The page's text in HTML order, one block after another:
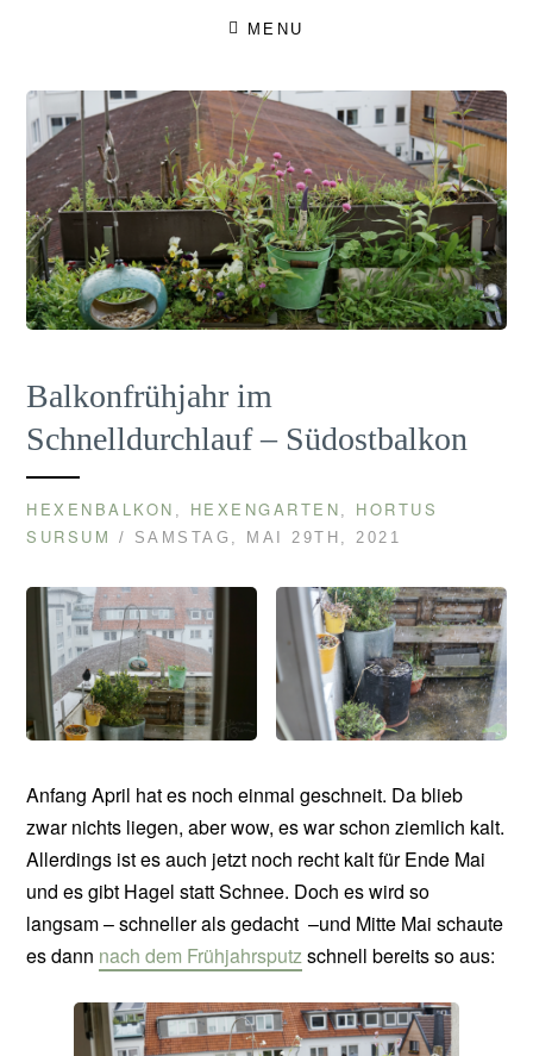
MENU
Balkonfrühjahr im
Schnelldurchlauf – Südostbalkon
HEXENBALKON , HEXENGARTEN , HORTUS
SURSUM
/ SAMSTAG, MAI 29TH, 2021
Anfang April hat es noch einmal geschneit. Da blieb
zwar nichts liegen, aber wow, es war schon ziemlich kalt.
Allerdings ist es auch jetzt noch recht kalt für Ende Mai
und es gibt Hagel statt Schnee. Doch es wird so
langsam – schneller als gedacht –und Mitte Mai schaute
es dann nach dem Frühjahrsputzschnell bereits so aus: